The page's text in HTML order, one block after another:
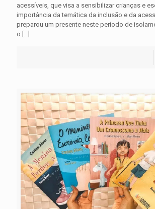
acessíveis, que visa a sensibilizar crianças e
importância da temática da inclusão e da
preparou um presente neste período de
o […]